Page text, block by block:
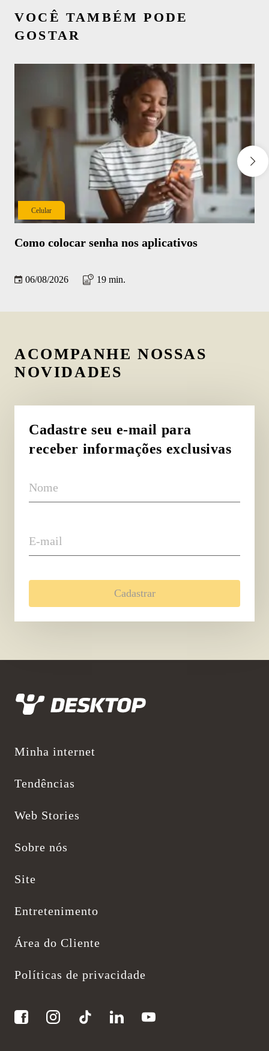
VOCÊ TAMBÉM PODE
GOSTAR
Celular
Como colocar senha nos aplicativos
06/08/2026 19 min.
ACOMPANHE NOSSAS
NOVIDADES
Cadastre seu e-mail para
receber informações exclusivas
Nome
E-mail
Cadastrar
Minha internet
Tendências
Web Stories
Sobre nós
Site
Entretenimento
Área do Cliente
Políticas de privacidade